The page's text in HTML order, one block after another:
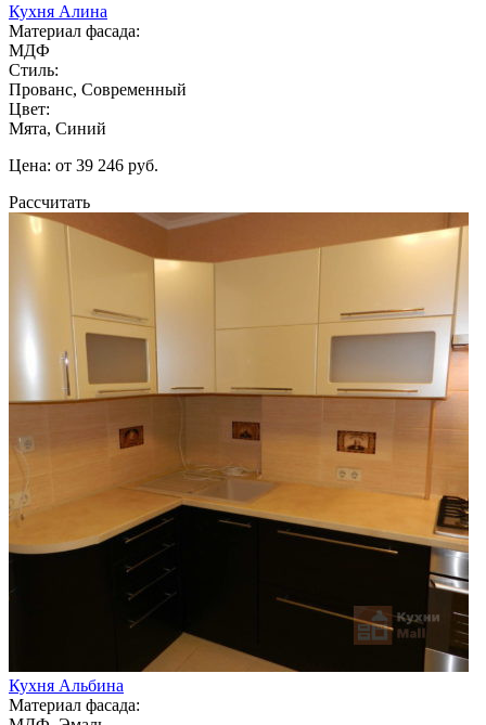
Кухня Алина
Материал фасада:
МДФ
Стиль:
Прованс, Современный
Цвет:
Мята, Синий
Цена: от 39 246 руб.
Рассчитать
Кухня Альбина
Материал фасада: